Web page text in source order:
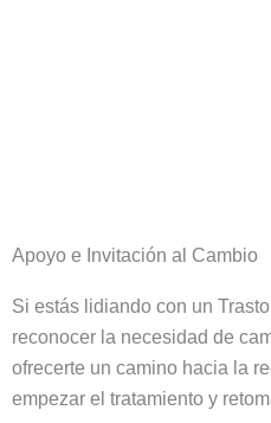
Apoyo e Invitación al Cambio
Si estás lidiando con un
reconocer la necesidad de
ofrecerte un camino hacia la
empezar el tratamiento y